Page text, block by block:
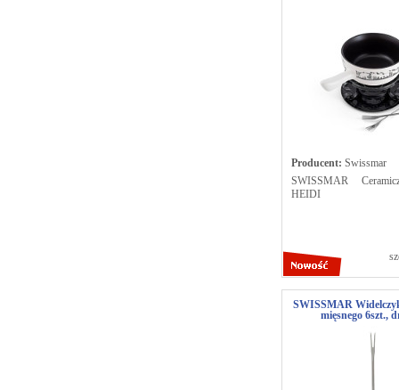
Producent: Swissmar
SWISSMAR
HEIDI
SWISSMAR
mięsnego 6szt.,